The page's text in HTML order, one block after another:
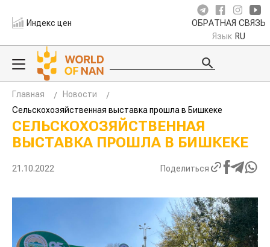
Индекс цен ОБРАТНАЯ СВЯЗЬ
Язык RU
Главная
Новости
Сельскохозяйственная выставка прошла в Бишкеке
СЕЛЬСКОХОЗЯЙСТВЕННАЯ
ВЫСТАВКА ПРОШЛА В БИШКЕКЕ
21.10.2022 Поделиться